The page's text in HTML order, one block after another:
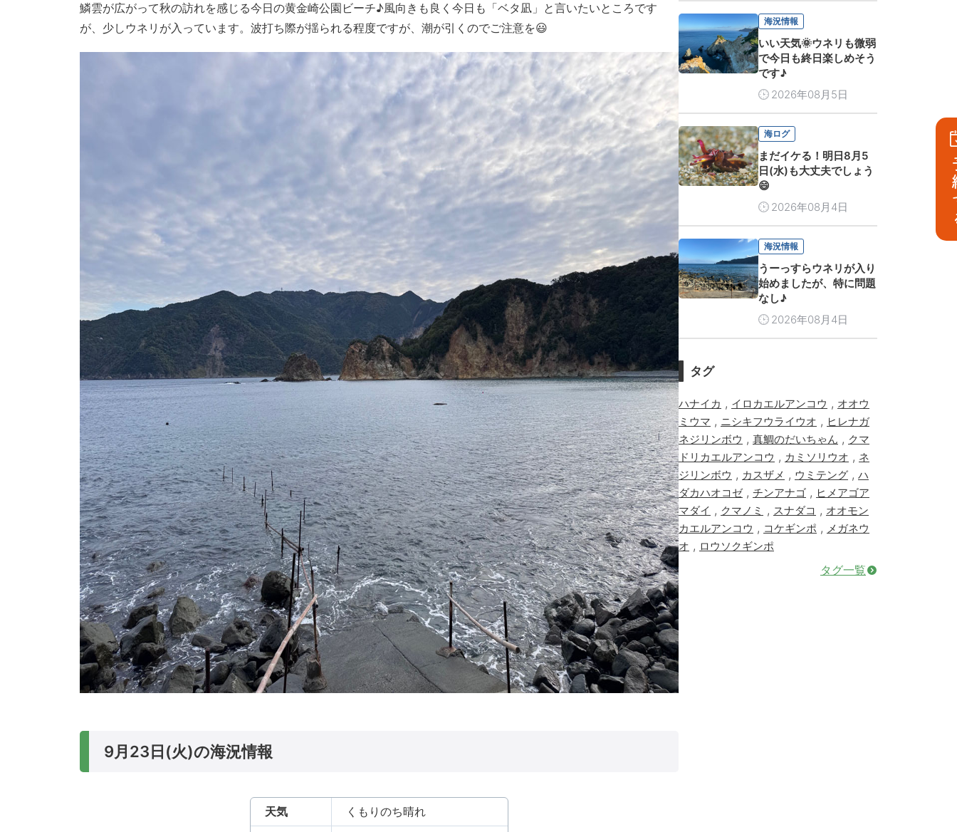
鱗雲が広がって秋の訪れを感じる今日の黄金崎公園ビーチ♪風向きも良く今日も「ベタ凪」と言いたいところです
が、少しウネリが入っています。波打ち際が揺られる程度ですが、潮が引くのでご注意を😃
9月23日(火)の海況情報
天気
くもりのち晴れ
海況情報
いい天気🌞ウネリも微弱
で今日も終日楽しめそう
です♪
2026年08月5日
海ログ
まだイケる！明日8月5
日(水)も大丈夫でしょう
😄
2026年08月4日
海況情報
うーっすらウネリが入り
始めましたが、特に問題
なし♪
2026年08月4日
タグ
ハナイカ , イロカエルアンコウ , オオウ
ミウマ , ニシキフウライウオ , ヒレナガ
ネジリンボウ , 真鯛のだいちゃん , クマ
ドリカエルアンコウ , カミソリウオ , ネ
ジリンボウ , カスザメ , ウミテング , ハ
ダカハオコゼ, チンアナゴ , ヒメアゴア
マダイ , クマノミ , スナダコ , オオモン
カエルアンコウ , コケギンポ , メガネウ
オ , ロウソクギンポ
タグ一覧